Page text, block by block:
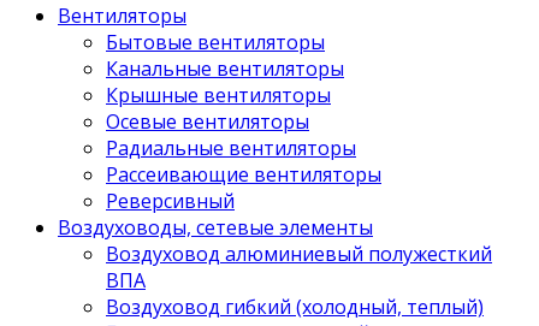
Вентиляторы
Бытовые вентиляторы
Канальные вентиляторы
Крышные вентиляторы
Осевые вентиляторы
Радиальные вентиляторы
Рассеивающие вентиляторы
Реверсивный
Воздуховоды, сетевые элементы
Воздуховод алюминиевый полужесткий
ВПА
Воздуховод гибкий (холодный, теплый)